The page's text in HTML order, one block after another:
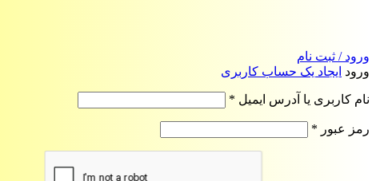
ورود / ثبت نام
ورود ایجاد یک حساب کاربری
نام کاربری یا آدرس ایمیل *
رمز عبور *